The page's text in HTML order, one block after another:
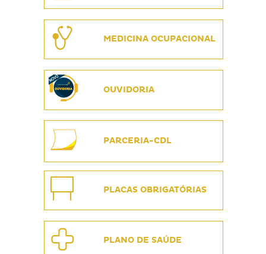
MEDICINA OCUPACIONAL
OUVIDORIA
PARCERIA-CDL
PLACAS OBRIGATÓRIAS
PLANO DE SAÚDE